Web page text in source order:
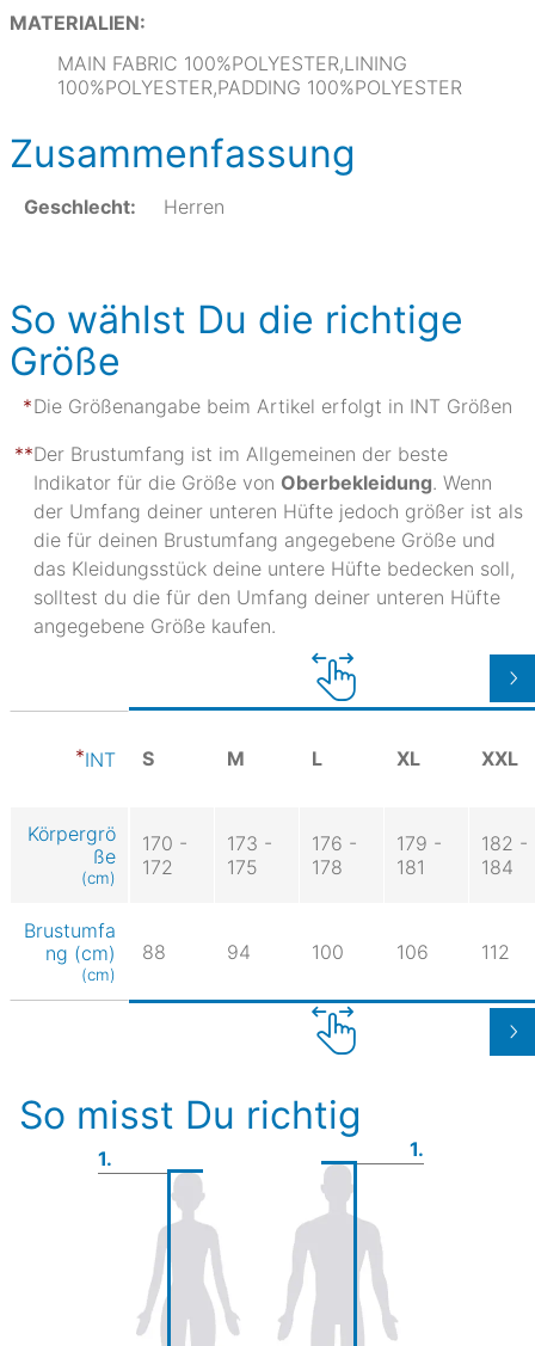
MATERIALIEN:
MAIN FABRIC 100%POLYESTER,LINING
100%POLYESTER,PADDING 100%POLYESTER
Zusammenfassung
Geschlecht: Herren
So wählst Du die richtige
Größe
Die Größenangabe beim Artikel erfolgt in INT Größen
Der Brustumfang ist im Allgemeinen der beste
Indikator für die Größe von Oberbekleidung. Wenn
der Umfang deiner unteren Hüfte jedoch größer ist als
die für deinen Brustumfang angegebene Größe und
das Kleidungsstück deine untere Hüfte bedecken soll,
solltest du die für den Umfang deiner unteren Hüfte
angegebene Größe kaufen.
INT S M L XL XXL
Körpergrö
ße
(cm)
170 -
172
173 -
175
176 -
178
179 -
181
182 -
184
Brustumfa
ng (cm)
(cm)
88 94 100 106 112
So misst Du richtig
1. 1.